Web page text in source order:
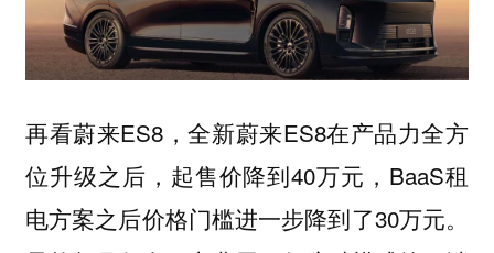
再看蔚来ES8，全新蔚来ES8在产品力全方
位升级之后，起售价降到40万元，BaaS租
电方案之后价格门槛进一步降到了30万元。